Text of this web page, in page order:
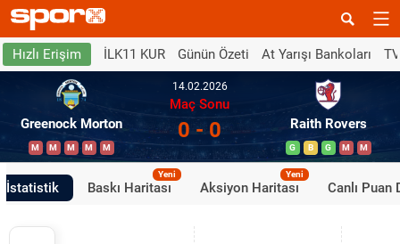
Hızlı Erişim İLK11 KUR Günün Özeti At Yarışı Bankoları
Greenock Morton
M M M M M
14.02.2026
Maç Sonu
0 - 0 Raith Rovers
G B G M M
İstatistik Baskı Haritası
Yeni
Aksiyon Haritası
Yeni
Canlı Puan